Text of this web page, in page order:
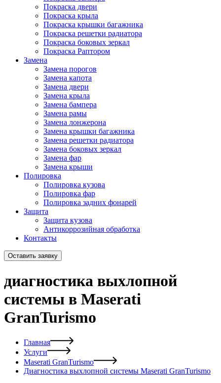
Покраска двери
Покраска крыла
Покраска крышки багажника
Покраска решетки радиатора
Покраска боковых зеркал
Покраска Раптором
Замена
Замена порогов
Замена капота
Замена двери
Замена крыла
Замена бампера
Замена рамы
Замена лонжерона
Замена крышки багажника
Замена решетки радиатора
Замена боковых зеркал
Замена фар
Замена крыши
Полировка
Полировка кузова
Полировка фар
Полировка задних фонарей
Защита
Защита кузова
Антикоррозийная обработка
Контакты
Оставить заявку
диагностика выхлопной
системы в Maserati
GranTurismo
Главная
Услуги
Maserati GranTurismo
Диагностика выхлопной системы Maserati GranTurismo